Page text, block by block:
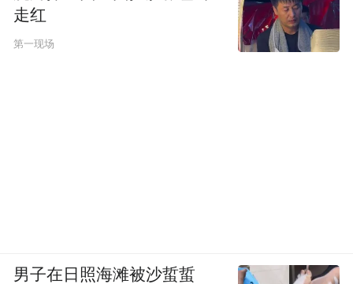
走红
第一现场
男子在日照海滩被沙蜇蜇